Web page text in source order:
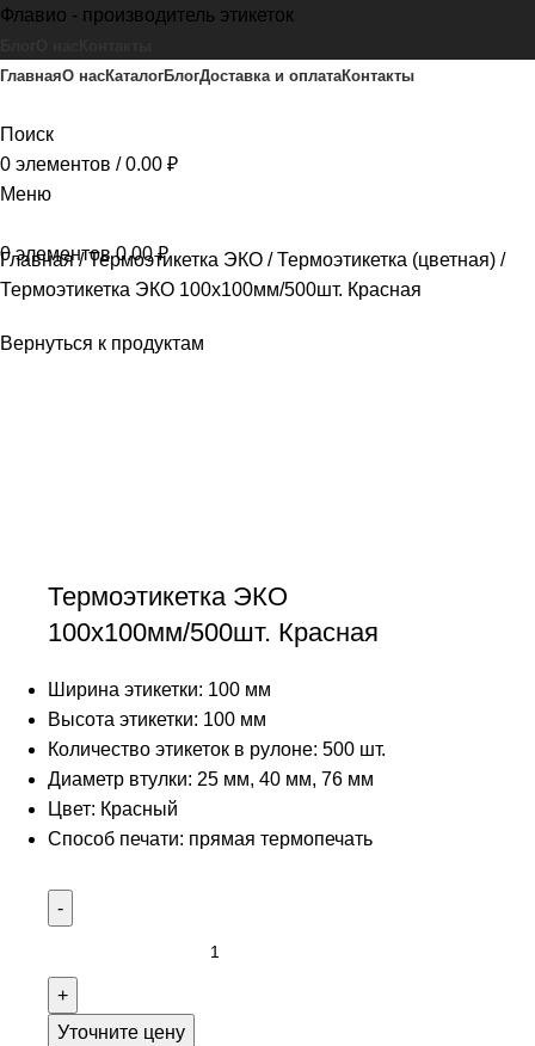
Флавио - производитель этикеток
ГлавнаяО насКаталогБлогДоставка и оплатаКонтакты
Поиск
0 элементов / 0.00 ₽
Меню
0элементов 0.00₽
Главная Термоэтикетка ЭКО
Термоэтикетка (цветная)
Термоэтикетка ЭКО 100х100мм/500шт. Красная
Вернуться к продуктам
Термоэтикетка ЭКО
100х100мм/500шт. Красная
Ширина этикетки: 100 мм
Высота этикетки: 100 мм
Количество этикеток в рулоне: 500 шт.
Диаметр втулки: 25 мм, 40 мм, 76 мм
Цвет: Красный
Способ печати: прямая термопечать
Уточните цену